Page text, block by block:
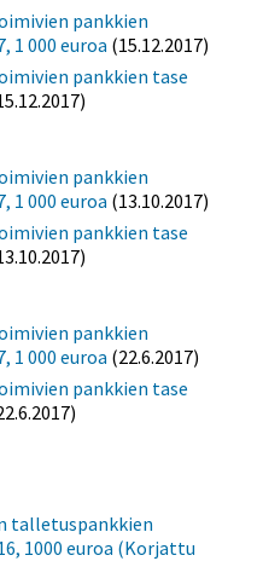
pankkien
1 000 euroa (15.12.2017)
pankkien tase
pankkien
1 000 euroa (13.10.2017)
pankkien tase
pankkien
1 000 euroa (22.6.2017)
pankkien tase
talletuspankkien
1000 euroa (Korjattu